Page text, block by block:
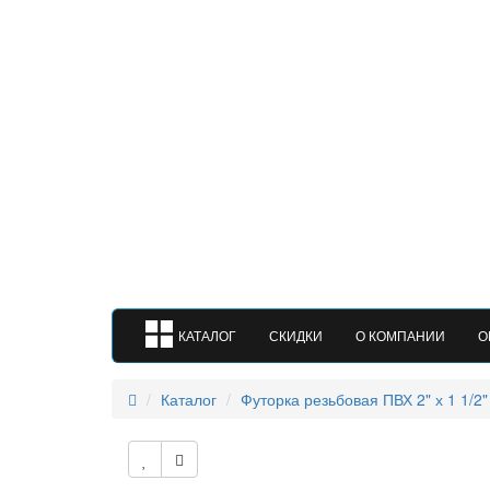
КАТАЛОГ СКИДКИ О КОМПАНИИ
Каталог Футорка резьбовая ПВХ 2" х 1 1/